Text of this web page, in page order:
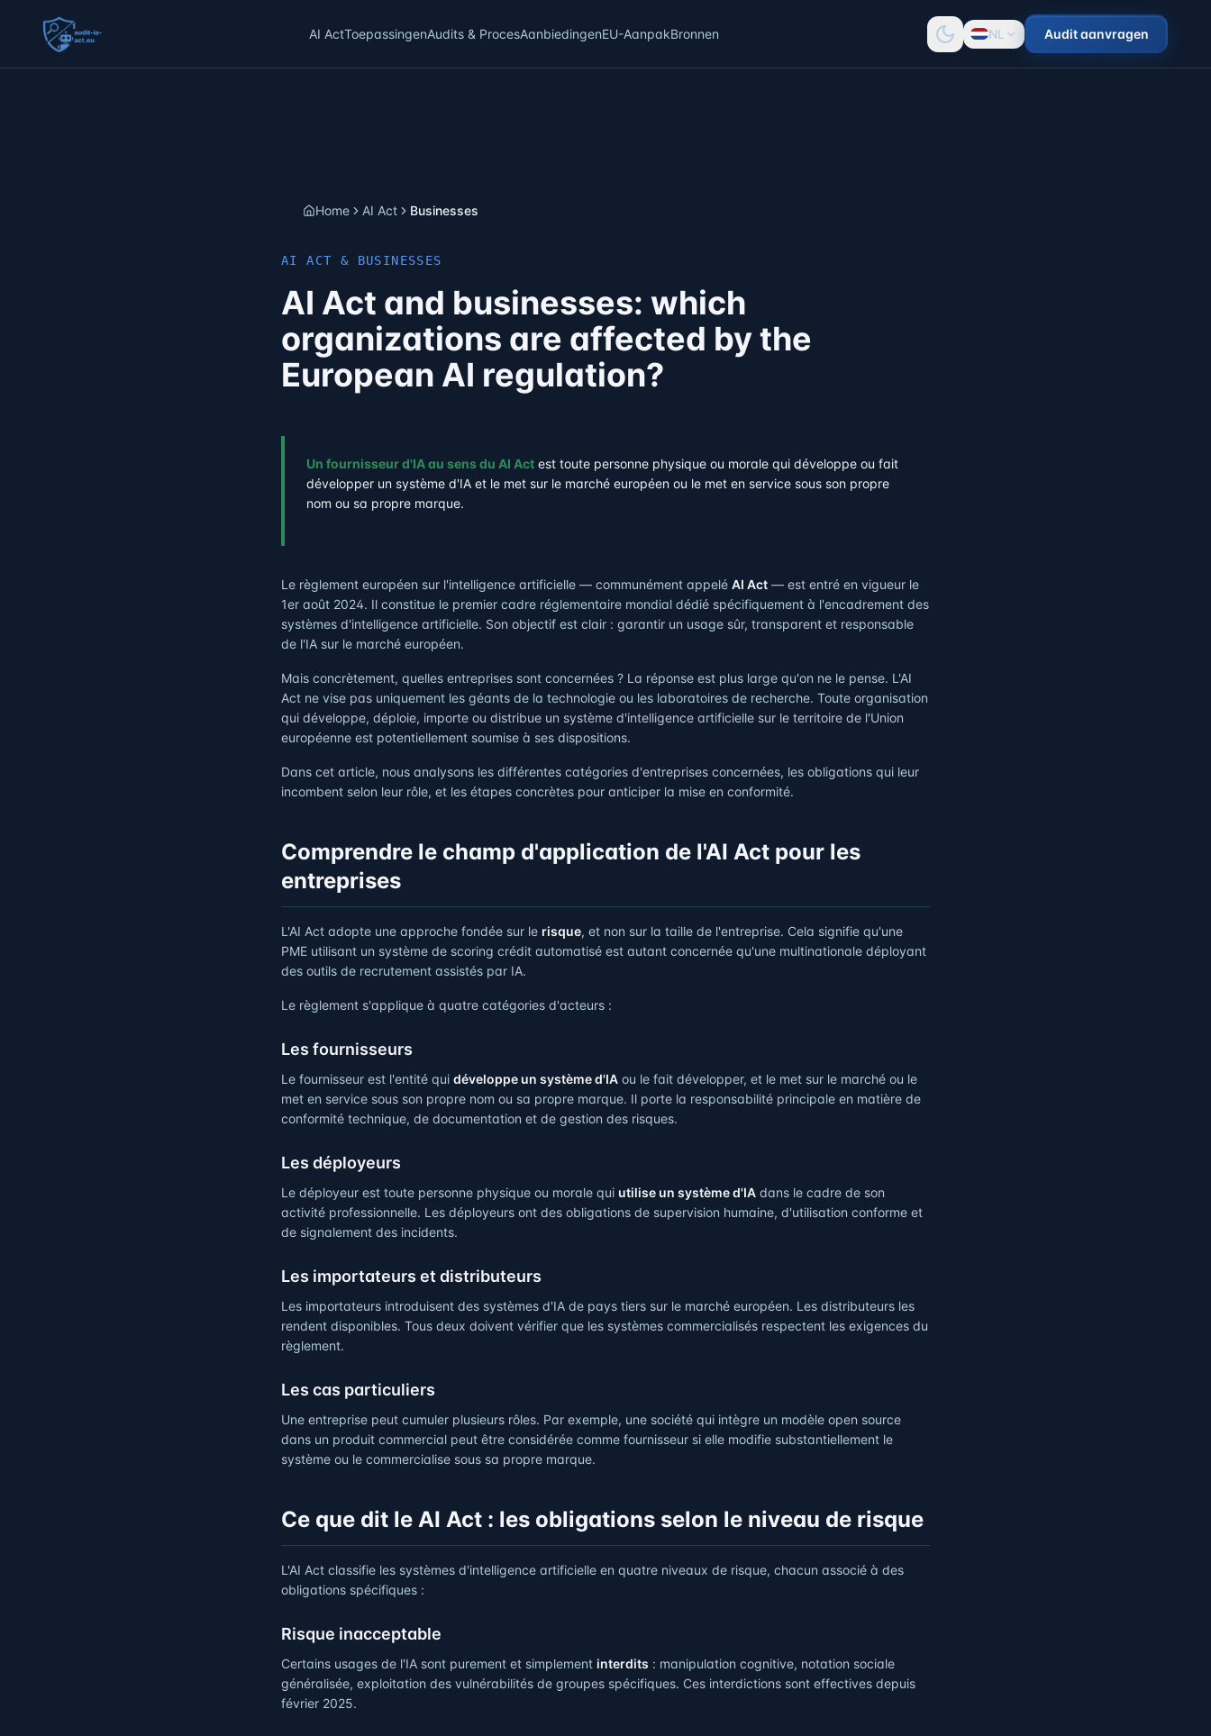
AI ActToepassingenAudits & ProcesAanbiedingenEU-AanpakBronnen NL Audit aanvragen
Home AI Act Businesses
AI ACT & BUSINESSES
AI Act and businesses: which
organizations are affected by the
European AI regulation?
Un fournisseur d'IA au sens du AI Act est toute personne physique ou morale qui développe ou fait
développer un système d'IA et le met sur le marché européen ou le met en service sous son propre
nom ou sa propre marque.
Le règlement européen sur l'intelligence artificielle — communément appelé AI Act — est entré en vigueur le
1er août 2024. Il constitue le premier cadre réglementaire mondial dédié spécifiquement à l'encadrement des
systèmes d'intelligence artificielle. Son objectif est clair : garantir un usage sûr, transparent et responsable
de l'IA sur le marché européen.
Mais concrètement, quelles entreprises sont concernées ? La réponse est plus large qu'on ne le pense. L'AI
Act ne vise pas uniquement les géants de la technologie ou les laboratoires de recherche. Toute organisation
qui développe, déploie, importe ou distribue un système d'intelligence artificielle sur le territoire de l'Union
européenne est potentiellement soumise à ses dispositions.
Dans cet article, nous analysons les différentes catégories d'entreprises concernées, les obligations qui leur
incombent selon leur rôle, et les étapes concrètes pour anticiper la mise en conformité.
Comprendre le champ d'application de l'AI Act pour les
entreprises
L'AI Act adopte une approche fondée sur le risque, et non sur la taille de l'entreprise. Cela signifie qu'une
PME utilisant un système de scoring crédit automatisé est autant concernée qu'une multinationale déployant
des outils de recrutement assistés par IA.
Le règlement s'applique à quatre catégories d'acteurs :
Les fournisseurs
Le fournisseur est l'entité qui développe un système d'IA ou le fait développer, et le met sur le marché ou le
met en service sous son propre nom ou sa propre marque. Il porte la responsabilité principale en matière de
conformité technique, de documentation et de gestion des risques.
Les déployeurs
Le déployeur est toute personne physique ou morale qui utilise un système d'IA dans le cadre de son
activité professionnelle. Les déployeurs ont des obligations de supervision humaine, d'utilisation conforme et
de signalement des incidents.
Les importateurs et distributeurs
Les importateurs introduisent des systèmes d'IA de pays tiers sur le marché européen. Les distributeurs les
rendent disponibles. Tous deux doivent vérifier que les systèmes commercialisés respectent les exigences du
règlement.
Les cas particuliers
Une entreprise peut cumuler plusieurs rôles. Par exemple, une société qui intègre un modèle open source
dans un produit commercial peut être considérée comme fournisseur si elle modifie substantiellement le
système ou le commercialise sous sa propre marque.
Ce que dit le AI Act : les obligations selon le niveau de risque
L'AI Act classifie les systèmes d'intelligence artificielle en quatre niveaux de risque, chacun associé à des
obligations spécifiques :
Risque inacceptable
Certains usages de l'IA sont purement et simplement interdits : manipulation cognitive, notation sociale
généralisée, exploitation des vulnérabilités de groupes spécifiques. Ces interdictions sont effectives depuis
février 2025.